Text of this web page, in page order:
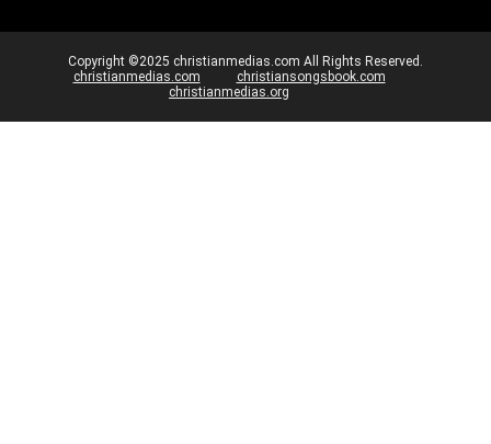
Copyright ©2025 christianmedias.com All Rights Reserved.
christianmedias.com
christiansongsbook.com
christianmedias.org